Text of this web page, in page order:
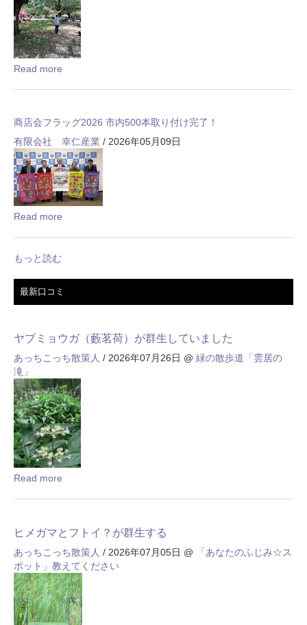
Read more
商店会フラッグ2026 市内500本取り付け完了！
有限会社 幸仁産業 / 2026年05月09日
Read more
もっと読む
最新口コミ
ヤブミョウガ（藪茗荷）が群生していました
あっちこっち散策人 / 2026年07月26日 @ 緑の散歩道「雲居の
滝」
Read more
ヒメガマとフトイ？が群生する
あっちこっち散策人 / 2026年07月05日 @
「あなたのふじみ☆ス
ポット」教えてください